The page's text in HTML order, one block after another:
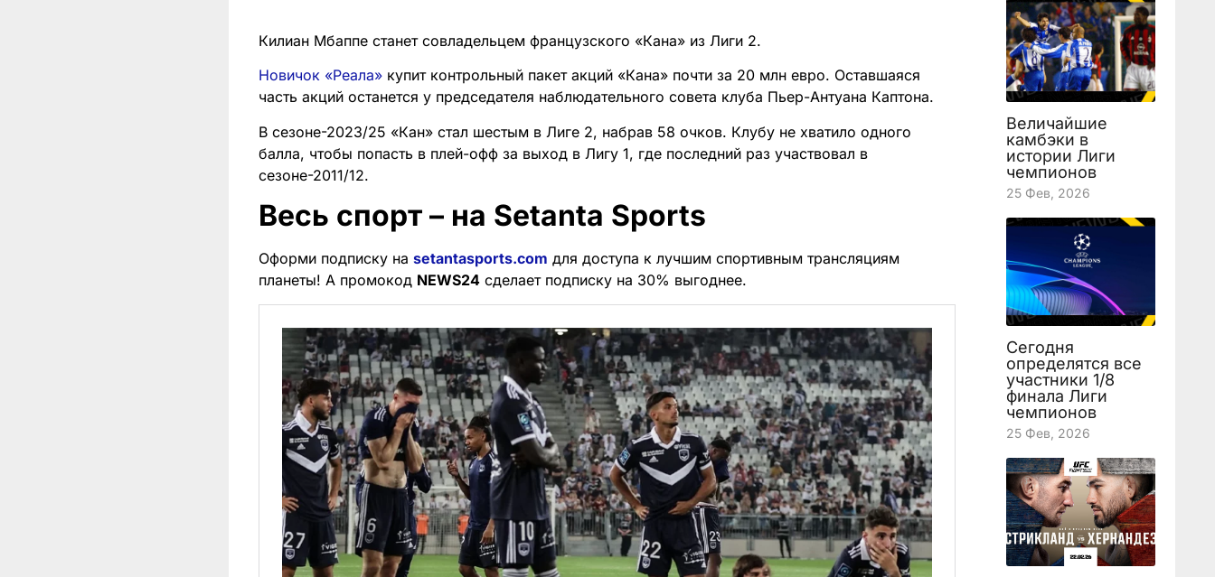
Килиан Мбаппе станет совладельцем французского «Кана» из Лиги 2.
Новичок «Реала» купит контрольный пакет акций «Кана» почти за 20 млн евро. Оставшаяся
часть акций останется у председателя наблюдательного совета клуба Пьер-Антуана Каптона.
В сезоне-2023/25 «Кан» стал шестым в Лиге 2, набрав 58 очков. Клубу не хватило одного
балла, чтобы попасть в плей-офф за выход в Лигу 1, где последний раз участвовал в
сезоне-2011/12.
Весь спорт – на Setanta Sports
Оформи подписку наsetantasports.com для доступа к лучшим спортивным трансляциям
планеты! А промокод NEWS24 сделает подписку на 30% выгоднее.
Величайшие
камбэки в
истории Лиги
чемпионов
25 Фев, 2026
Сегодня
определятся все
участники 1/8
финала Лиги
чемпионов
25 Фев, 2026